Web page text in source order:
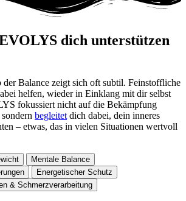
dich unterstützen
der Balance zeigt sich oft subtil. Feinstoffliche
helfen, wieder in Einklang mit dir selbst
fokussiert nicht auf die Bekämpfung
begleitet dich dabei, dein inneres
– etwas, das in vielen Situationen wertvoll
Mentale Balance
Energetischer Schutz
& Schmerzverarbeitung